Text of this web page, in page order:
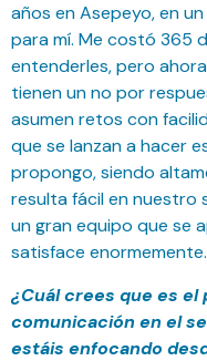
años en Asepeyo, en
para mí. Me costó 365
entenderles, pero
tienen un no por
asumen retos con
que se lanzan a hacer
propongo, siendo
resulta fácil en nuestro
un gran equipo que se
satisface enormemente.
¿Cuál crees que es
comunicación en el
estáis enfocando